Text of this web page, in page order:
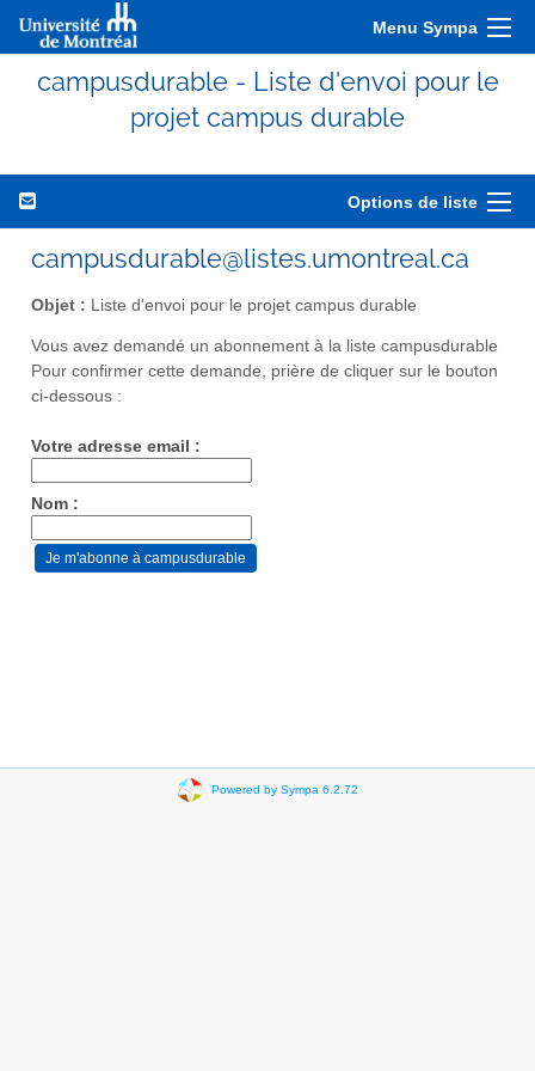
Menu Sympa
campusdurable - Liste d'envoi pour le
projet campus durable
Options de liste
campusdurable@listes.umontreal.ca
Objet : Liste d'envoi pour le projet campus durable
Vous avez demandé un abonnement à la liste campusdurable
Pour confirmer cette demande, prière de cliquer sur le bouton
ci-dessous :
Votre adresse email :
Nom :
Powered by Sympa 6.2.72